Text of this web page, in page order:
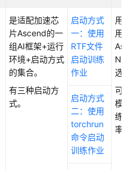
是适配加速芯
片Ascend的一
组AI框架+运行
环境+启动方式
的集合。
有三种启动方
式。
启动方式
一：使用
RTF文件
启动训练
作业
用
用
选
可
模
练
率。
启动方式
二：使用
torchrun
命令启动
训练作业